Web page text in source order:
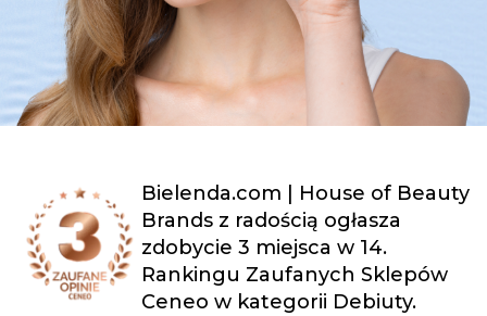
Bielenda.com | House of Beauty
Brands z radością ogłasza
zdobycie 3 miejsca w 14.
Rankingu Zaufanych Sklepów
Ceneo w kategorii Debiuty.